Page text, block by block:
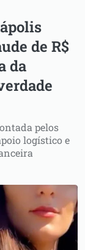
de R$
da
pelos
logístico e